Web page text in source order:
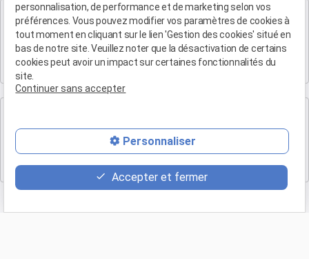
Cabinet d'Aix-en-Provence
Maître Patrice HUMBERT
4 rue du Quatre-Septembre
13100 AIX EN PROVENCE
Maître Patrice HUMBERT
19 Bd Arthur Michaud
13015 MARSEILLE
personnalisation, de performance et de marketing selon vos
préférences. Vous pouvez modifier vos paramètres de cookies à
tout moment en cliquant sur le lien 'Gestion des cookies' situé en
bas de notre site. Veuillez noter que la désactivation de certains
cookies peut avoir un impact sur certaines fonctionnalités du
site.
Continuer sans accepter
Personnaliser
Accepter et fermer